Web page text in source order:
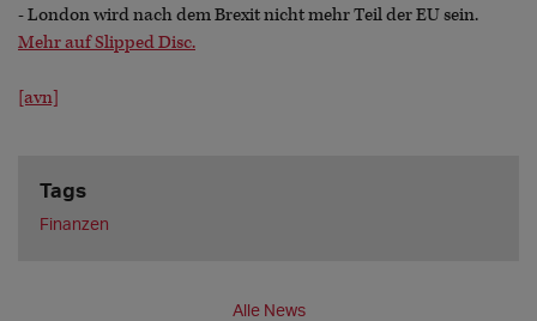
- London wird nach dem Brexit nicht mehr Teil der EU sein.
Mehr auf Slipped Disc.
[avn]
Tags
Finanzen
Alle News